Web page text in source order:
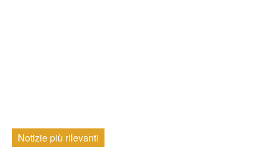
Notizie più rilevanti